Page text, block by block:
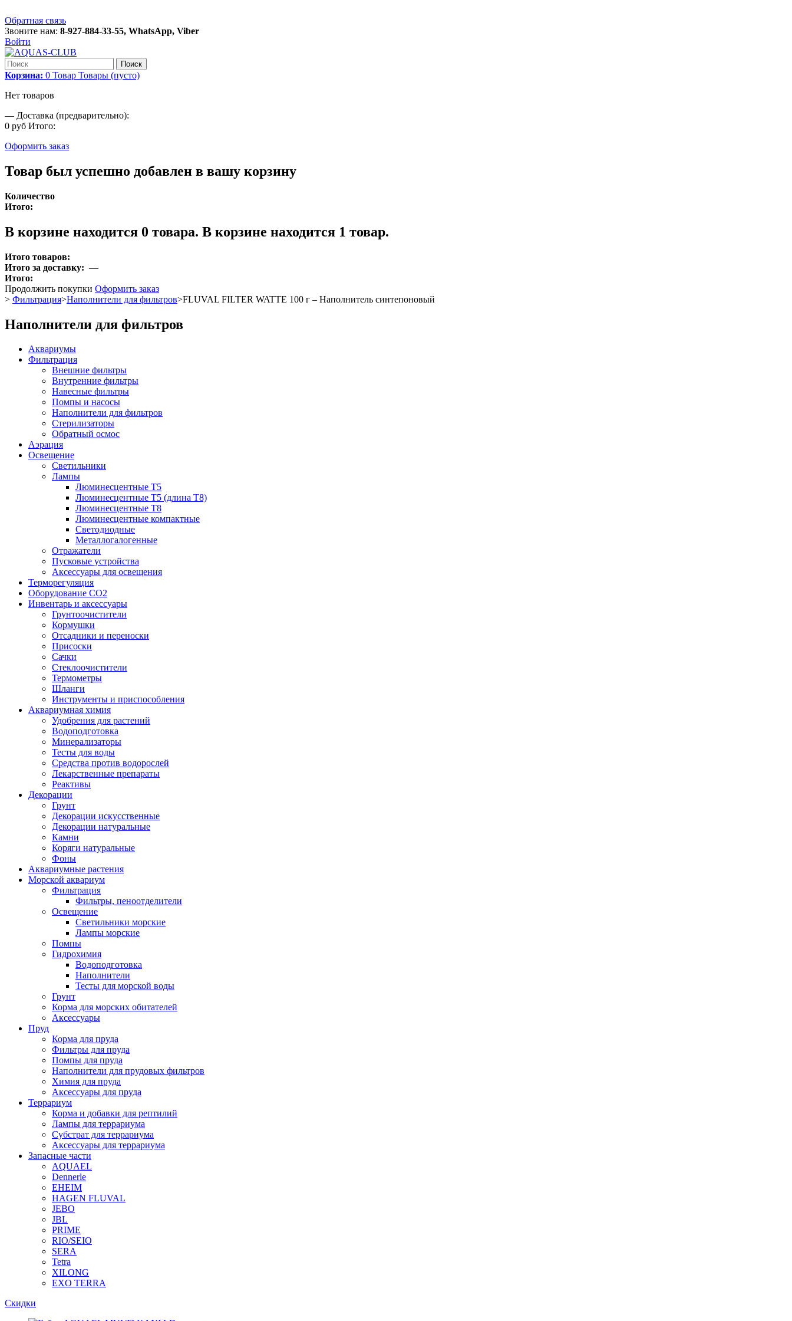
Обратная связь
Звоните нам: 8-927-884-33-55, WhatsApp, Viber
Войти
Поиск
Корзина: 0 Товар Товары (пусто)
Нет товаров
— Доставка (предварительно):
0 руб Итого:
Оформить заказ
Товар был успешно добавлен в вашу корзину
Количество
Итого:
В корзине находится 0 товара. В корзине находится 1 товар.
Итого товаров:
Итого за доставку: —
Итого:
Продолжить покупки Оформить заказ
> Фильтрация>Наполнители для фильтров>FLUVAL FILTER WATTE 100 г – Наполнитель синтепоновый
Наполнители для фильтров
Аквариумы
Фильтрация
Внешние фильтры
Внутренние фильтры
Навесные фильтры
Помпы и насосы
Наполнители для фильтров
Стерилизаторы
Обратный осмос
Аэрация
Освещение
Светильники
Лампы
Люминесцентные T5
Люминесцентные T5 (длина T8)
Люминесцентные T8
Люминесцентные компактные
Светодиодные
Металлогалогенные
Отражатели
Пусковые устройства
Аксессуары для освещения
Терморегуляция
Оборудование CO2
Инвентарь и аксессуары
Грунтоочистители
Кормушки
Отсадники и переноски
Присоски
Сачки
Стеклоочистители
Термометры
Шланги
Инструменты и приспособления
Аквариумная химия
Удобрения для растений
Водоподготовка
Минерализаторы
Тесты для воды
Средства против водорослей
Лекарственные препараты
Реактивы
Декорации
Грунт
Декорации искусственные
Декорации натуральные
Камни
Коряги натуральные
Фоны
Аквариумные растения
Морской аквариум
Фильтрация
Фильтры, пеноотделители
Освещение
Светильники морские
Лампы морские
Помпы
Гидрохимия
Водоподготовка
Наполнители
Тесты для морской воды
Грунт
Корма для морских обитателей
Аксессуары
Пруд
Корма для пруда
Фильтры для пруда
Помпы для пруда
Наполнители для прудовых фильтров
Химия для пруда
Аксессуары для пруда
Террариум
Корма и добавки для рептилий
Лампы для террариума
Субстрат для террариума
Аксессуары для террариума
Запасные части
AQUAEL
Dennerle
EHEIM
HAGEN FLUVAL
JEBO
JBL
PRIME
RIO/SEIO
SERA
Tetra
XILONG
EXO TERRA
Скидки